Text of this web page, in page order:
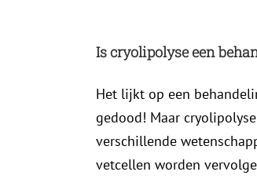
Is cryolipolyse een
Het lijkt op een
gedood! Maar
verschillende
vetcellen worden